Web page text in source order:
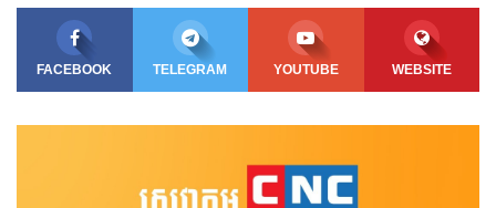
FACEBOOK TELEGRAM YOUTUBE WEBSITE